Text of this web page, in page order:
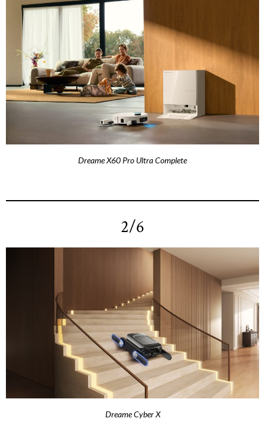
Dreame X60 Pro Ultra Complete
2/6
Dreame Cyber X